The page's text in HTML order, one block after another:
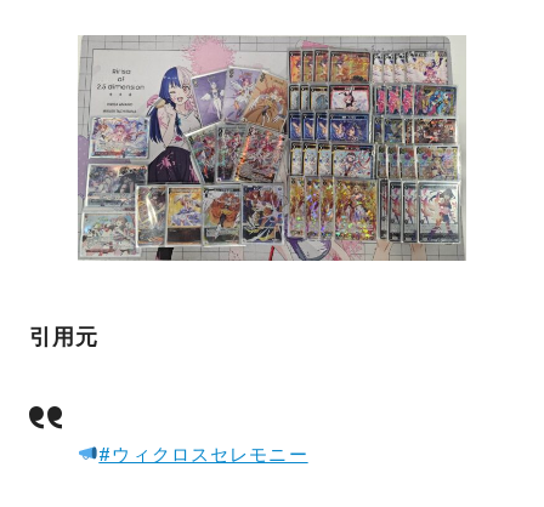
引用元
#ウィクロスセレモニー